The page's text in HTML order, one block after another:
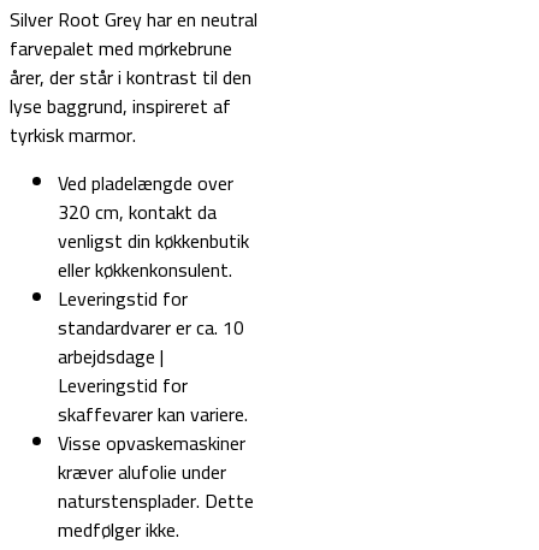
Silver Root Grey har en neutral
farvepalet med mørkebrune
årer, der står i kontrast til den
lyse baggrund, inspireret af
tyrkisk marmor.
Ved pladelængde over
320 cm, kontakt da
venligst din køkkenbutik
eller køkkenkonsulent.
Leveringstid for
standardvarer er ca. 10
arbejdsdage |
Leveringstid for
skaffevarer kan variere.
Visse opvaskemaskiner
kræver alufolie under
naturstensplader. Dette
medfølger ikke.